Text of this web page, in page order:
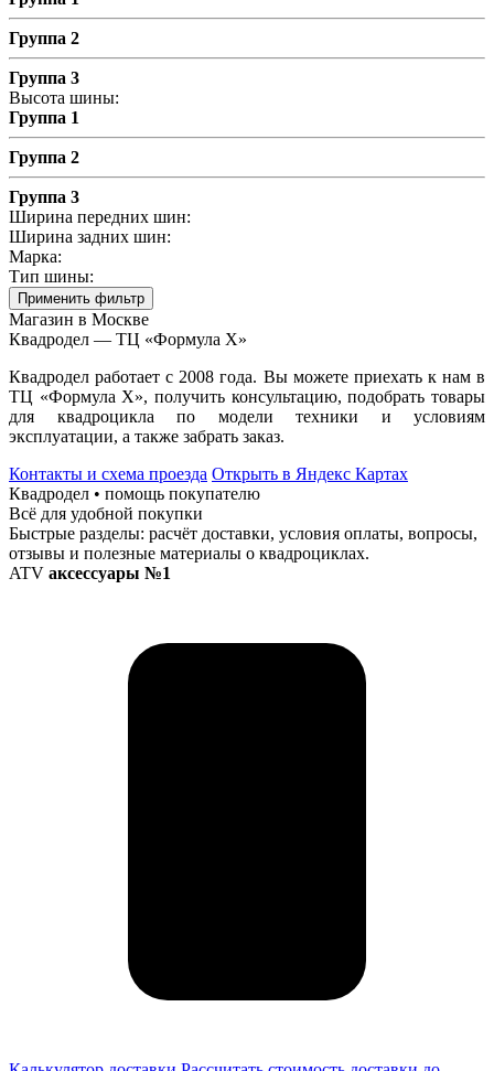
Группа 2
Группа 3
Высота шины:
Группа 1
Группа 2
Группа 3
Ширина передних шин:
Ширина задних шин:
Марка:
Тип шины:
Применить фильтр
Магазин в Москве
Квадродел — ТЦ «Формула Х»
Квадродел работает с 2008 года. Вы можете приехать к нам в
ТЦ «Формула Х», получить консультацию, подобрать товары
для квадроцикла по модели техники и условиям
эксплуатации, а также забрать заказ.
Контакты и схема проезда Открыть в Яндекс Картах
Квадродел • помощь покупателю
Всё для удобной покупки
Быстрые разделы: расчёт доставки, условия оплаты, вопросы,
отзывы и полезные материалы о квадроциклах.
ATV аксессуары №1